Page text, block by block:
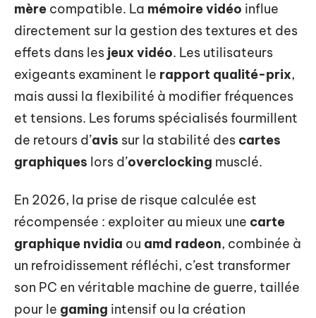
mère compatible. La mémoire vidéo influe
directement sur la gestion des textures et des
effets dans les jeux vidéo. Les utilisateurs
exigeants examinent le rapport qualité-prix,
mais aussi la flexibilité à modifier fréquences
et tensions. Les forums spécialisés fourmillent
de retours d’avis sur la stabilité des cartes
graphiques lors d’overclocking musclé.
En 2026, la prise de risque calculée est
récompensée : exploiter au mieux une carte
graphique nvidia ou amd radeon, combinée à
un refroidissement réfléchi, c’est transformer
son PC en véritable machine de guerre, taillée
pour le gaming intensif ou la création